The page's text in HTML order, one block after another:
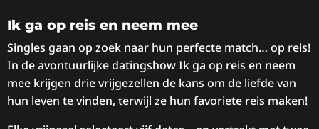
Ik ga op reis en neem mee
Singles gaan op zoek naar hun perfecte match… op reis!
In de avontuurlijke datingshow Ik ga op reis en neem
mee krijgen drie vrijgezellen de kans om de liefde van
hun leven te vinden, terwijl ze hun favoriete reis maken!